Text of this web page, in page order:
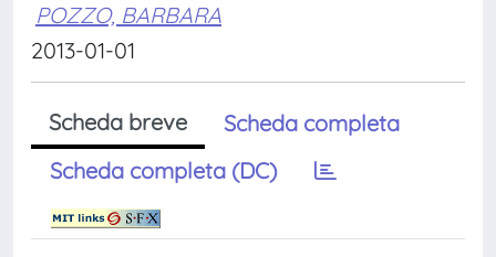
POZZO, BARBARA
2013-01-01
Scheda breve
Scheda completa
Scheda completa (DC)